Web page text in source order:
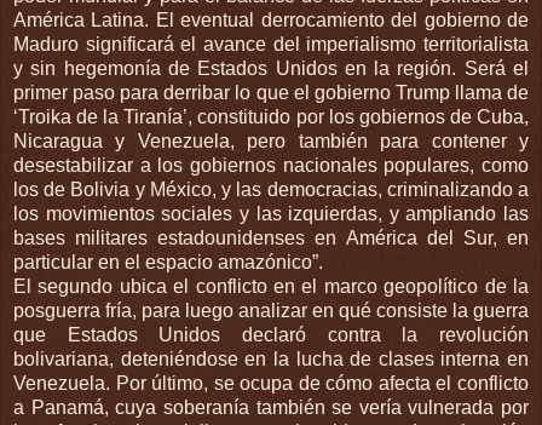
América Latina. El eventual derrocamiento del gobierno de
Maduro significará el avance del imperialismo territorialista
y sin hegemonía de Estados Unidos en la región. Será el
primer paso para derribar lo que el gobierno Trump llama de
‘Troika de la Tiranía’, constituido por los gobiernos de Cuba,
Nicaragua y Venezuela, pero también para contener y
desestabilizar a los gobiernos nacionales populares, como
los de Bolivia y México, y las democracias, criminalizando a
los movimientos sociales y las izquierdas, y ampliando las
bases militares estadounidenses en América del Sur, en
particular en el espacio amazónico”.
El segundo ubica el conflicto en el marco geopolítico de la
posguerra fría, para luego analizar en qué consiste la guerra
que Estados Unidos declaró contra la revolución
bolivariana, deteniéndose en la lucha de clases interna en
Venezuela. Por último, se ocupa de cómo afecta el conflicto
a Panamá, cuya soberanía también se vería vulnerada por